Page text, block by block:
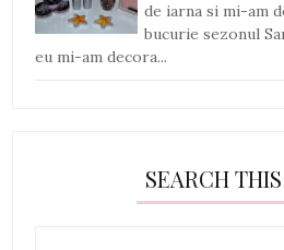
de iarna si mi-am
bucurie sezonul
eu mi-am decora...
SEARCH